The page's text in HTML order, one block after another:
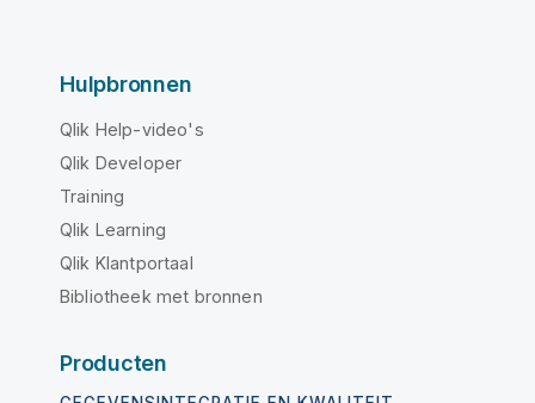
Hulpbronnen
Qlik Help-video's
Qlik Developer
Training
Qlik Learning
Qlik Klantportaal
Bibliotheek met bronnen
Producten